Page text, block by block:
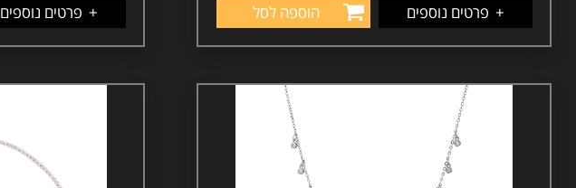
+ פרטים נוספים הוספה לסל + פרטים נוספים